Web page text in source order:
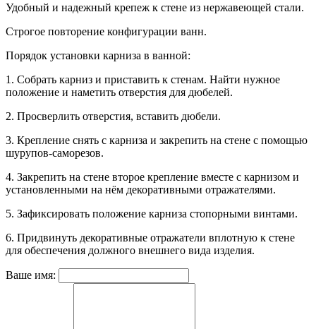
Удобный и надежный крепеж к стене из нержавеющей стали.
Строгое повторение конфигурации ванн.
Порядок установки карниза в ванной:
1. Собрать карниз и приставить к стенам. Найти нужное
положение и наметить отверстия для дюбелей.
2. Просверлить отверстия, вставить дюбели.
3. Крепление снять с карниза и закрепить на стене с помощью
шурупов-саморезов.
4. Закрепить на стене второе крепление вместе с карнизом и
установленными на нём декоративными отражателями.
5. Зафиксировать положение карниза стопорными винтами.
6. Придвинуть декоративные отражатели вплотную к стене
для обеспечения должного внешнего вида изделия.
Ваше имя: